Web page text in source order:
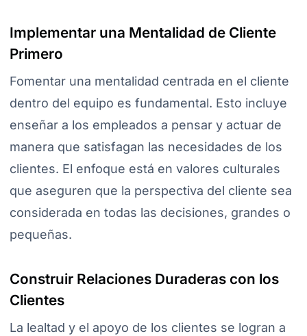
Implementar una Mentalidad de Cliente
Primero
Fomentar una mentalidad centrada en el cliente
dentro del equipo es fundamental. Esto incluye
enseñar a los empleados a pensar y actuar de
manera que satisfagan las necesidades de los
clientes. El enfoque está en valores culturales
que aseguren que la perspectiva del cliente sea
considerada en todas las decisiones, grandes o
pequeñas.
Construir Relaciones Duraderas con los
Clientes
La lealtad y el apoyo de los clientes se logran a